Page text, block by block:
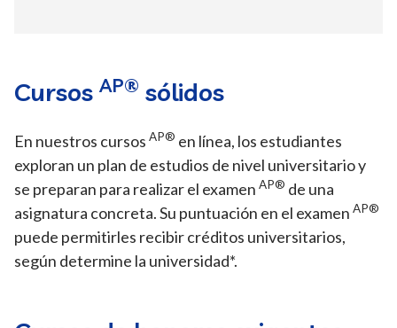
Cursos AP® sólidos
En nuestros cursos AP® en línea, los estudiantes
exploran un plan de estudios de nivel universitario y
se preparan para realizar el examen AP® de una
asignatura concreta. Su puntuación en el examen AP®
puede permitirles recibir créditos universitarios,
según determine la universidad*.